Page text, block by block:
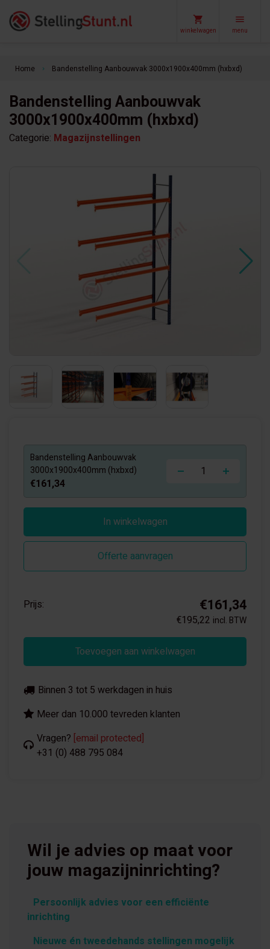
winkelwagen menu
Home keyboard_arrow_right Bandenstelling Aanbouwvak 3000x1900x400mm (hxbxd)
Bandenstelling Aanbouwvak
3000x1900x400mm (hxbxd)
Categorie: Magazijnstellingen
Bandenstelling Aanbouwvak
3000x1900x400mm (hxbxd)
€161,34
-
In winkelwagen
Offerte aanvragen
Prijs: €161,34
€195,22 incl. BTW
Toevoegen aan winkelwagen
Binnen 3 tot 5 werkdagen in huis
Meer dan 10.000 tevreden klanten
Vragen? [email protected]
+31 (0) 488 795 084
Wil je advies op maat voor
jouw magazijninrichting?
Persoonlijk advies voor een efficiënte
inrichting
Nieuwe én tweedehands stellingen mogelijk